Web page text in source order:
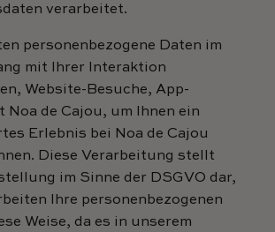
verarbeitet.
personenbezogene Daten im
mit Ihrer Interaktion
Website-Besuche, App-
Noa de Cajou, um Ihnen ein
Erlebnis bei Noa de Cajou
Diese Verarbeitung stellt
im Sinne der DSGVO dar,
Ihre personenbezogenen
Weise, da es in unserem